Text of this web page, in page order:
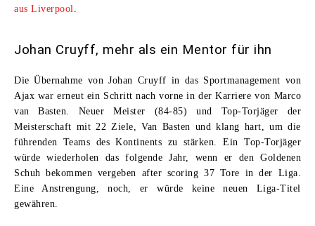
aus Liverpool.
Johan Cruyff, mehr als ein Mentor für ihn
Die Übernahme von Johan Cruyff in das Sportmanagement von
Ajax war erneut ein Schritt nach vorne in der Karriere von Marco
van Basten. Neuer Meister (84-85) und Top-Torjäger der
Meisterschaft mit 22 Ziele, Van Basten und klang hart, um die
führenden Teams des Kontinents zu stärken. Ein Top-Torjäger
würde wiederholen das folgende Jahr, wenn er den Goldenen
Schuh bekommen vergeben after scoring 37 Tore in der Liga.
Eine Anstrengung, noch, er würde keine neuen Liga-Titel
gewähren.